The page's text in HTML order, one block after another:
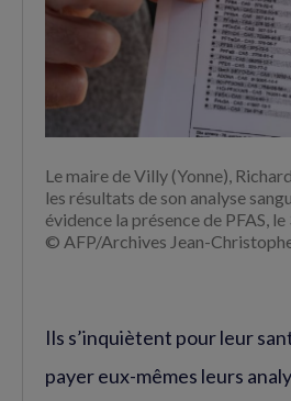
Le maire de Villy (Yonne),
les résultats de son analyse
évidence la présence de PFAS,
© AFP/Archives Jean-
Ils s’inquiètent pour leur
payer eux-mêmes leurs